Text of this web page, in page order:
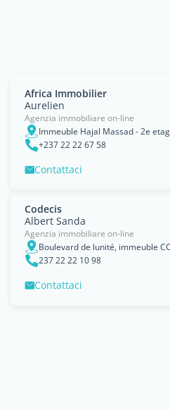
Africa Immobilier
Aurelien
Agenzia immobiliare on-line
Immeuble Hajal Massad - 2e
+237 22 22 67 58
Contattaci
Codecis
Albert Sanda
Agenzia immobiliare on-line
Boulevard de lunité, immeuble
237 22 22 10 98
Contattaci